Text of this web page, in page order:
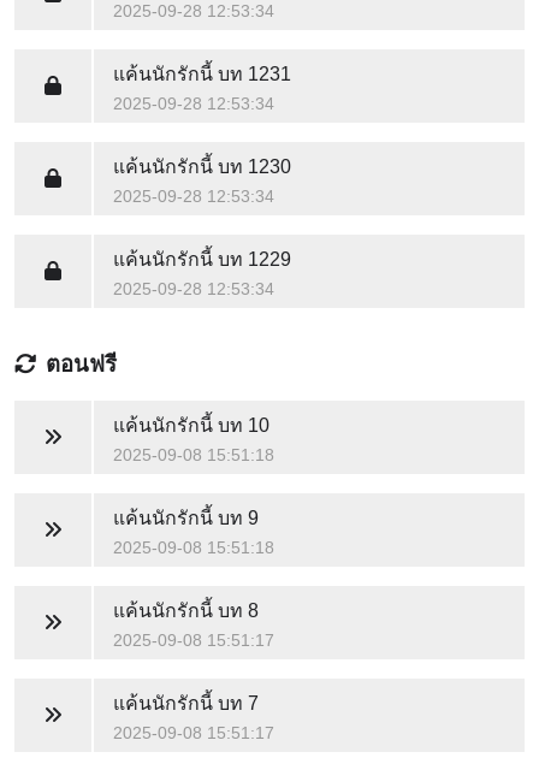
2025-09-28 12:53:34
แค้นนักรักนี้บท 1231
2025-09-28 12:53:34
แค้นนักรักนี้บท 1230
2025-09-28 12:53:34
แค้นนักรักนี้บท 1229
2025-09-28 12:53:34
ตอนฟรี
แค้นนักรักนี้บท 10
2025-09-08 15:51:18
แค้นนักรักนี้บท 9
2025-09-08 15:51:18
แค้นนักรักนี้บท 8
2025-09-08 15:51:17
แค้นนักรักนี้บท 7
2025-09-08 15:51:17